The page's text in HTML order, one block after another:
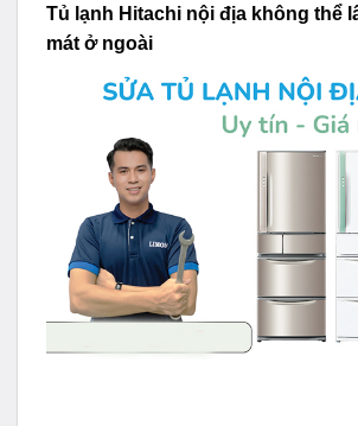
Tủ lạnh Hitachi nội địa không thể
mát ở ngoài